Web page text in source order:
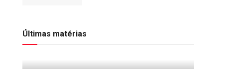
Últimas matérias